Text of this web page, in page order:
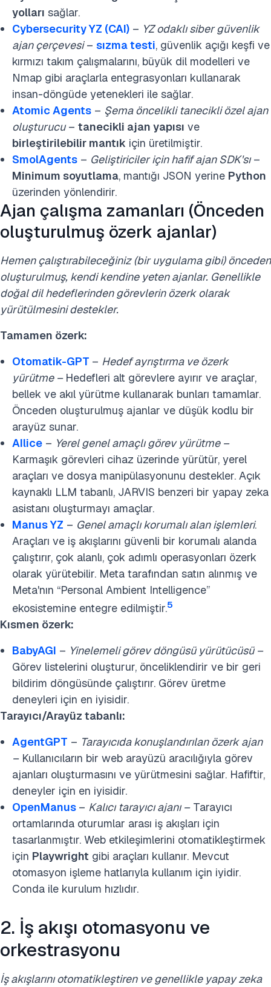
yolları sağlar.
Cybersecurity YZ (CAI) – YZ odaklı siber güvenlik
ajan çerçevesi– sızma testi, güvenlik açığı keşfi ve
kırmızı takım çalışmalarını, büyük dil modelleri ve
Nmap gibi araçlarla entegrasyonları kullanarak
insan-döngüde yetenekleri ile sağlar.
Atomic Agents – Şema öncelikli tanecikli özel ajan
oluşturucu– tanecikli ajan yapısı ve
birleştirilebilir mantık için üretilmiştir.
SmolAgents – Geliştiriciler için hafif ajan SDK'sı–
Minimum soyutlama, mantığı JSON yerine Python
üzerinden yönlendirir.
Ajan çalışma zamanları (Önceden
oluşturulmuş özerk ajanlar)
Hemen çalıştırabileceğiniz (bir uygulama gibi) önceden
oluşturulmuş, kendi kendine yeten ajanlar. Genellikle
doğal dil hedeflerinden görevlerin özerk olarak
yürütülmesini destekler.
Tamamen özerk:
Otomatik-GPT – Hedef ayrıştırma ve özerk
yürütme – Hedefleri alt görevlere ayırır ve araçlar,
bellek ve akıl yürütme kullanarak bunları tamamlar.
Önceden oluşturulmuş ajanlar ve düşük kodlu bir
arayüz sunar.
AIlice – Yerel genel amaçlı görev yürütme –
Karmaşık görevleri cihaz üzerinde yürütür, yerel
araçları ve dosya manipülasyonunu destekler. Açık
kaynaklı LLM tabanlı, JARVIS benzeri bir yapay zeka
asistanı oluşturmayı amaçlar.
Manus YZ – Genel amaçlı korumalı alan işlemleri.
Araçları ve iş akışlarını güvenli bir korumalı alanda
çalıştırır, çok alanlı, çok adımlı operasyonları özerk
olarak yürütebilir. Meta tarafından satın alınmış ve
Meta'nın “Personal Ambient Intelligence”
ekosistemine entegre edilmiştir.5
Kısmen özerk:
BabyAGI – Yinelemeli görev döngüsü yürütücüsü –
Görev listelerini oluşturur, önceliklendirir ve bir geri
bildirim döngüsünde çalıştırır. Görev üretme
deneyleri için en iyisidir.
Tarayıcı/Arayüz tabanlı:
AgentGPT – Tarayıcıda konuşlandırılan özerk ajan
–Kullanıcıların bir web arayüzü aracılığıyla görev
ajanları oluşturmasını ve yürütmesini sağlar. Hafiftir,
deneyler için en iyisidir.
OpenManus – Kalıcı tarayıcı ajanı –Tarayıcı
ortamlarında oturumlar arası iş akışları için
tasarlanmıştır. Web etkileşimlerini otomatikleştirmek
için Playwright gibi araçları kullanır. Mevcut
otomasyon işleme hatlarıyla kullanım için iyidir.
Conda ile kurulum hızlıdır.
2. İş akışı otomasyonu ve
orkestrasyonu
İş akışlarını otomatikleştiren ve genellikle yapay zeka